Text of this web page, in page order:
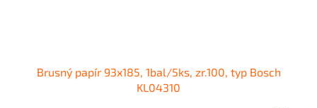
Brusný papír 93x185, 1bal/5ks, zr.100, typ Bosch
KL04310